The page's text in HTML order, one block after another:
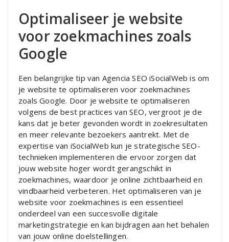
Optimaliseer je website
voor zoekmachines zoals
Google
Een belangrijke tip van Agencia SEO iSocialWeb is om
je website te optimaliseren voor zoekmachines
zoals Google. Door je website te optimaliseren
volgens de best practices van SEO, vergroot je de
kans dat je beter gevonden wordt in zoekresultaten
en meer relevante bezoekers aantrekt. Met de
expertise van iSocialWeb kun je strategische SEO-
technieken implementeren die ervoor zorgen dat
jouw website hoger wordt gerangschikt in
zoekmachines, waardoor je online zichtbaarheid en
vindbaarheid verbeteren. Het optimaliseren van je
website voor zoekmachines is een essentieel
onderdeel van een succesvolle digitale
marketingstrategie en kan bijdragen aan het behalen
van jouw online doelstellingen.